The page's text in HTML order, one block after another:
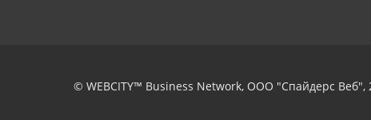
© WEBCITY™ Business Network, ООО "Спайдерс